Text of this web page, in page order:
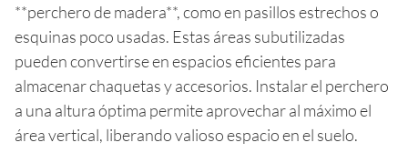
**perchero de madera**, como en pasillos estrechos o
esquinas poco usadas. Estas áreas subutilizadas
pueden convertirse en espacios eficientes para
almacenar chaquetas y accesorios. Instalar el perchero
a una altura óptima permite aprovechar al máximo el
área vertical, liberando valioso espacio en el suelo.